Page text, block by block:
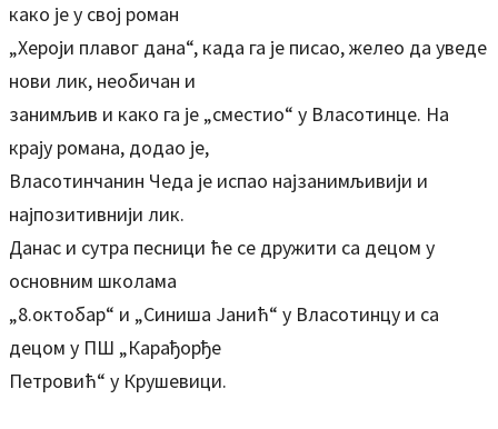
како је у свој роман
„Хероји плавог дана“, када га је писао, желео да уведе
нови лик, необичан и
занимљив и како га је „сместио“ у Власотинце. На
крају романа, додао је,
Власотинчанин Чеда је испао најзанимљивији и
најпозитивнији лик.
Данас и сутра песници ће се дружити са децом у
основним школама
„8.октобар“ и „Синиша Јанић“ у Власотинцу и са
децом у ПШ „Карађорђе
Петровић“ у Крушевици.